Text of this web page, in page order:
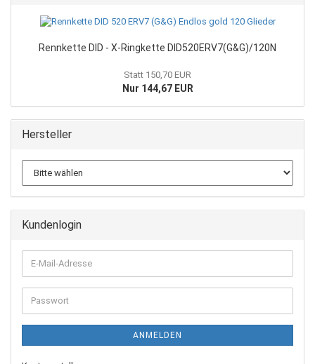
Rennkette DID - X-Ringkette DID520ERV7(G&G)/120N
Statt 150,70 EUR
Nur 144,67 EUR
Hersteller
Kundenlogin
E-
Mail-
Adresse
Passwort
ANMELDEN